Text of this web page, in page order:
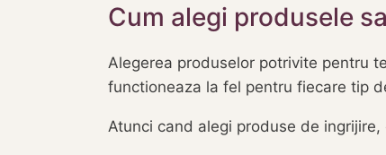
Cum alegi produsele
Alegerea produselor potrivite pentru
functioneaza la fel pentru fiecare tip
Atunci cand alegi produse de